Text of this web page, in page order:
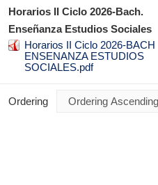
Horarios II Ciclo 2026-Bach.
Enseñanza Estudios Sociales
Horarios II Ciclo 2026-BACH
ENSENANZA ESTUDIOS
SOCIALES.pdf
Ordering